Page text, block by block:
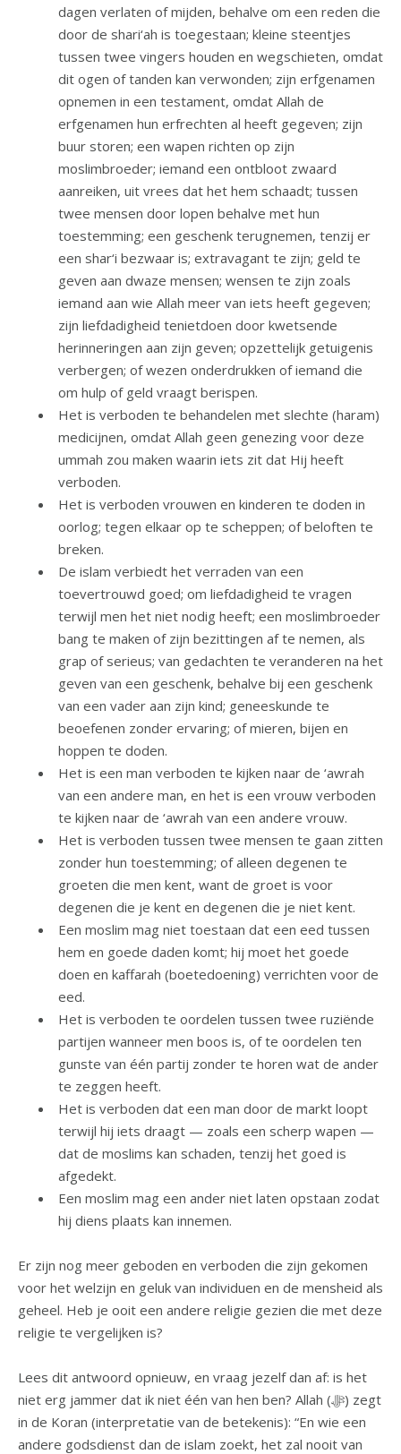
dagen verlaten of mijden, behalve om een reden die
door de shari‘ah is toegestaan; kleine steentjes
tussen twee vingers houden en wegschieten, omdat
dit ogen of tanden kan verwonden; zijn erfgenamen
opnemen in een testament, omdat Allah de
erfgenamen hun erfrechten al heeft gegeven; zijn
buur storen; een wapen richten op zijn
moslimbroeder; iemand een ontbloot zwaard
aanreiken, uit vrees dat het hem schaadt; tussen
twee mensen door lopen behalve met hun
toestemming; een geschenk terugnemen, tenzij er
een shar‘i bezwaar is; extravagant te zijn; geld te
geven aan dwaze mensen; wensen te zijn zoals
iemand aan wie Allah meer van iets heeft gegeven;
zijn liefdadigheid tenietdoen door kwetsende
herinneringen aan zijn geven; opzettelijk getuigenis
verbergen; of wezen onderdrukken of iemand die
om hulp of geld vraagt berispen.
Het is verboden te behandelen met slechte (haram)
medicijnen, omdat Allah geen genezing voor deze
ummah zou maken waarin iets zit dat Hij heeft
verboden.
Het is verboden vrouwen en kinderen te doden in
oorlog; tegen elkaar op te scheppen; of beloften te
breken.
De islam verbiedt het verraden van een
toevertrouwd goed; om liefdadigheid te vragen
terwijl men het niet nodig heeft; een moslimbroeder
bang te maken of zijn bezittingen af te nemen, als
grap of serieus; van gedachten te veranderen na het
geven van een geschenk, behalve bij een geschenk
van een vader aan zijn kind; geneeskunde te
beoefenen zonder ervaring; of mieren, bijen en
hoppen te doden.
Het is een man verboden te kijken naar de ‘awrah
van een andere man, en het is een vrouw verboden
te kijken naar de ‘awrah van een andere vrouw.
Het is verboden tussen twee mensen te gaan zitten
zonder hun toestemming; of alleen degenen te
groeten die men kent, want de groet is voor
degenen die je kent en degenen die je niet kent.
Een moslim mag niet toestaan dat een eed tussen
hem en goede daden komt; hij moet het goede
doen en kaffarah (boetedoening) verrichten voor de
eed.
Het is verboden te oordelen tussen twee ruziënde
partijen wanneer men boos is, of te oordelen ten
gunste van één partij zonder te horen wat de ander
te zeggen heeft.
Het is verboden dat een man door de markt loopt
terwijl hij iets draagt — zoals een scherp wapen —
dat de moslims kan schaden, tenzij het goed is
afgedekt.
Een moslim mag een ander niet laten opstaan zodat
hij diens plaats kan innemen.
Er zijn nog meer geboden en verboden die zijn gekomen
voor het welzijn en geluk van individuen en de mensheid als
geheel. Heb je ooit een andere religie gezien die met deze
religie te vergelijken is?
Lees dit antwoord opnieuw, en vraag jezelf dan af: is het
niet erg jammer dat ik niet één van hen ben? Allah (ﷻ) zegt
in de Koran (interpretatie van de betekenis): “En wie een
andere godsdienst dan de islam zoekt, het zal nooit van